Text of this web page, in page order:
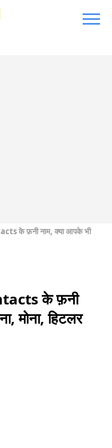
के फ़नी नाम, क्या आपके भी
के फ़नी
मोना, हिटलर